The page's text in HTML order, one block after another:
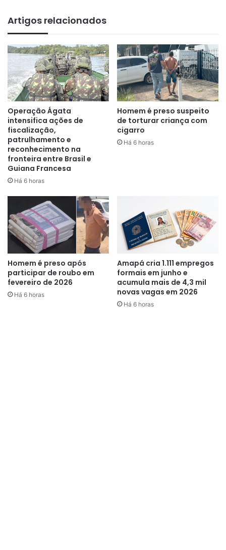
Em Macapá, a força-tarefa contou com apoio da Polícia
Federal, Força Tática, PATAMO, CANIL, Grupo Tático
Prisional, Delegacia de Crimes Contra o Patrimônio,
Delegacia Fluvial e equipes de inteligência da Polícia Civil.
Já em São Paulo e Belém, os mandados foram cumpridos
com apoio dos GAECOs locais e da ROTA.
Os investigados poderão responder pelos crimes de
integrar e financiar organização criminosa, tráfico de
drogas, associação para o tráfico e lavagem de dinheiro. A
operação foi coordenada pela FICCO/AP, formada pela
Polícia Federal, Polícia Civil, Polícia Militar, Polícia Penal e
Sejusp do Amapá.
Artigos relacionados
Operação Ágata
intensifica ações de
fiscalização,
patrulhamento e
reconhecimento na
fronteira entre Brasil e
Guiana Francesa
Há 6 horas
Homem é preso suspeito
de torturar criança com
cigarro
Há 6 horas
Homem é preso após
participar de roubo em
fevereiro de 2026
Há 6 horas
Amapá cria 1.111 empregos
formais em junho e
acumula mais de 4,3 mil
novas vagas em 2026
Há 6 horas